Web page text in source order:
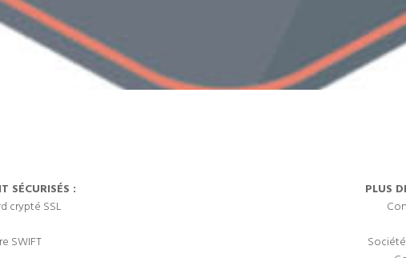
SÉCURISÉS :
crypté SSL
SWIFT
PLUS